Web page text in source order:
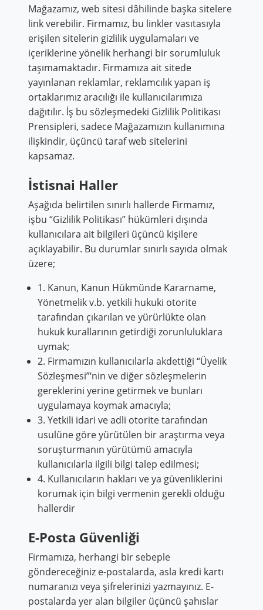
Mağazamız, web sitesi dâhilinde başka sitelere
link verebilir. Firmamız, bu linkler vasıtasıyla
erişilen sitelerin gizlilik uygulamaları ve
içeriklerine yönelik herhangi bir sorumluluk
taşımamaktadır. Firmamıza ait sitede
yayınlanan reklamlar, reklamcılık yapan iş
ortaklarımız aracılığı ile kullanıcılarımıza
dağıtılır. İş bu sözleşmedeki Gizlilik Politikası
Prensipleri, sadece Mağazamızın kullanımına
ilişkindir, üçüncü taraf web sitelerini
kapsamaz.
İstisnai Haller
Aşağıda belirtilen sınırlı hallerde Firmamız,
işbu “Gizlilik Politikası” hükümleri dışında
kullanıcılara ait bilgileri üçüncü kişilere
açıklayabilir. Bu durumlar sınırlı sayıda olmak
üzere;
1. Kanun, Kanun Hükmünde Kararname,
Yönetmelik v.b. yetkili hukuki otorite
tarafından çıkarılan ve yürürlükte olan
hukuk kurallarının getirdiği zorunluluklara
uymak;
2. Firmamızın kullanıcılarla akdettiği “Üyelik
Sözleşmesi”‘nin ve diğer sözleşmelerin
gereklerini yerine getirmek ve bunları
uygulamaya koymak amacıyla;
3. Yetkili idari ve adli otorite tarafından
usulüne göre yürütülen bir araştırma veya
soruşturmanın yürütümü amacıyla
kullanıcılarla ilgili bilgi talep edilmesi;
4. Kullanıcıların hakları ve ya güvenliklerini
korumak için bilgi vermenin gerekli olduğu
hallerdir
E-Posta Güvenliği
Firmamıza, herhangi bir sebeple
göndereceğiniz e-postalarda, asla kredi kartı
numaranızı veya şifrelerinizi yazmayınız. E-
postalarda yer alan bilgiler üçüncü şahıslar